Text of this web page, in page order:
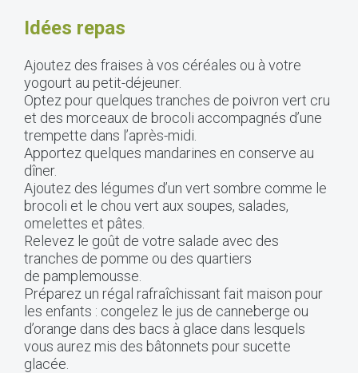
Idées repas
Ajoutez des fraises à vos céréales ou à votre
yogourt au petit-déjeuner.
Optez pour quelques tranches de poivron vert cru
et des morceaux de brocoli accompagnés d’une
trempette dans l’après-midi.
Apportez quelques mandarines en conserve au
dîner.
Ajoutez des légumes d’un vert sombre comme le
brocoli et le chou vert aux soupes, salades,
omelettes et pâtes.
Relevez le goût de votre salade avec des
tranches de pomme ou des quartiers
de pamplemousse.
Préparez un régal rafraîchissant fait maison pour
les enfants : congelez le jus de canneberge ou
d’orange dans des bacs à glace dans lesquels
vous aurez mis des bâtonnets pour sucette
glacée.